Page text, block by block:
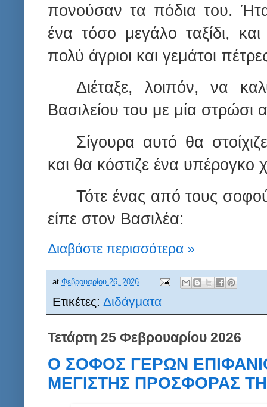
πονούσαν τα πόδια του.
ένα τόσο μεγάλο ταξίδι,
πολύ άγριοι και γεμάτοι
Διέταξε, λοιπόν, να
Βασιλείου του με μία
Σίγουρα αυτό θα
και θα κόστιζε ένα
Τότε ένας από τους
είπε στον Βασιλέα:
Διαβάστε περισσότερα »
at Φεβρουαρίου 26, 2026
Ετικέτες: Διδάγματα
Τετάρτη 25 Φεβρουαρίου 2026
Ο ΣΟΦΟΣ ΓΕΡΩΝ
ΜΕΓΙΣΤΗΣ ΠΡΟΣΦΟΡΑΣ